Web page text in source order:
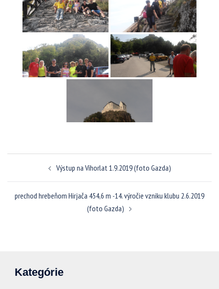
článkami Výstup na Vihorlat 1.9.2019 (foto Gazda)
prechod hrebeňom Hirjača 454,6 m -14. výročie vzniku klubu 2.6.2019
(foto Gazda)
Kategórie